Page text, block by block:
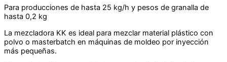
Para producciones de hasta 25 kg/h y pesos de granalla de
hasta 0,2 kg
La mezcladora KK es ideal para mezclar material plástico con
polvo o masterbatch en máquinas de moldeo por inyección
más pequeñas.